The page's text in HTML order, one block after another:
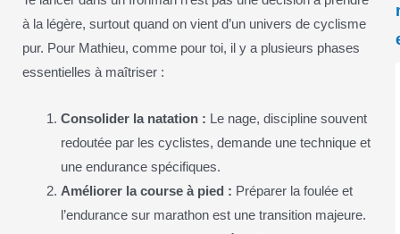
à la légère, surtout quand on vient d’un univers de cyclisme
pur. Pour Mathieu, comme pour toi, il y a plusieurs phases
essentielles à maîtriser :
Consolider la natation : Le nage, discipline souvent
redoutée par les cyclistes, demande une technique et
une endurance spécifiques.
Améliorer la course à pied : Préparer la foulée et
l’endurance sur marathon est une transition majeure.